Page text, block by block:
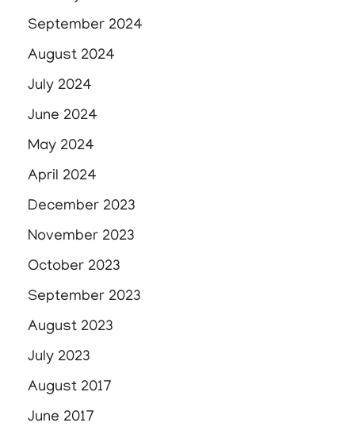
September 2024
August 2024
July 2024
June 2024
May 2024
April 2024
December 2023
November 2023
October 2023
September 2023
August 2023
July 2023
August 2017
June 2017